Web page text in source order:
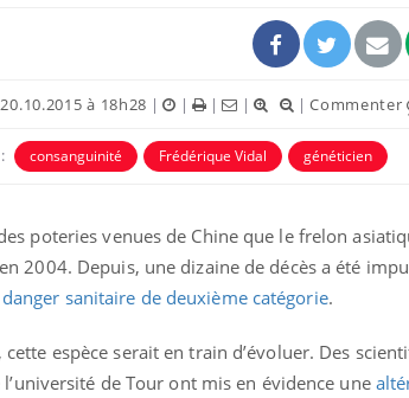
à 18h28 | | | | |Commenter
consanguinité Frédérique Vidal généticien
des poteries venues de Chine que le frelon
2004. Depuis, une dizaine de décès a été
danger sanitaire de deuxième catégorie.
cette espèce serait en train d’évoluer. Des
de Tour ont mis en évidence une
des Mains :
Youtube
Youtube
Carence en fer :
prévenir Youtube